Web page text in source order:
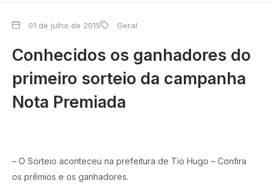
01 de julho de 2015 Geral
Conhecidos os ganhadores do
primeiro sorteio da campanha
Nota Premiada
– O Sorteio aconteceu na prefeitura de Tio Hugo – Confira
os prêmios e os ganhadores.